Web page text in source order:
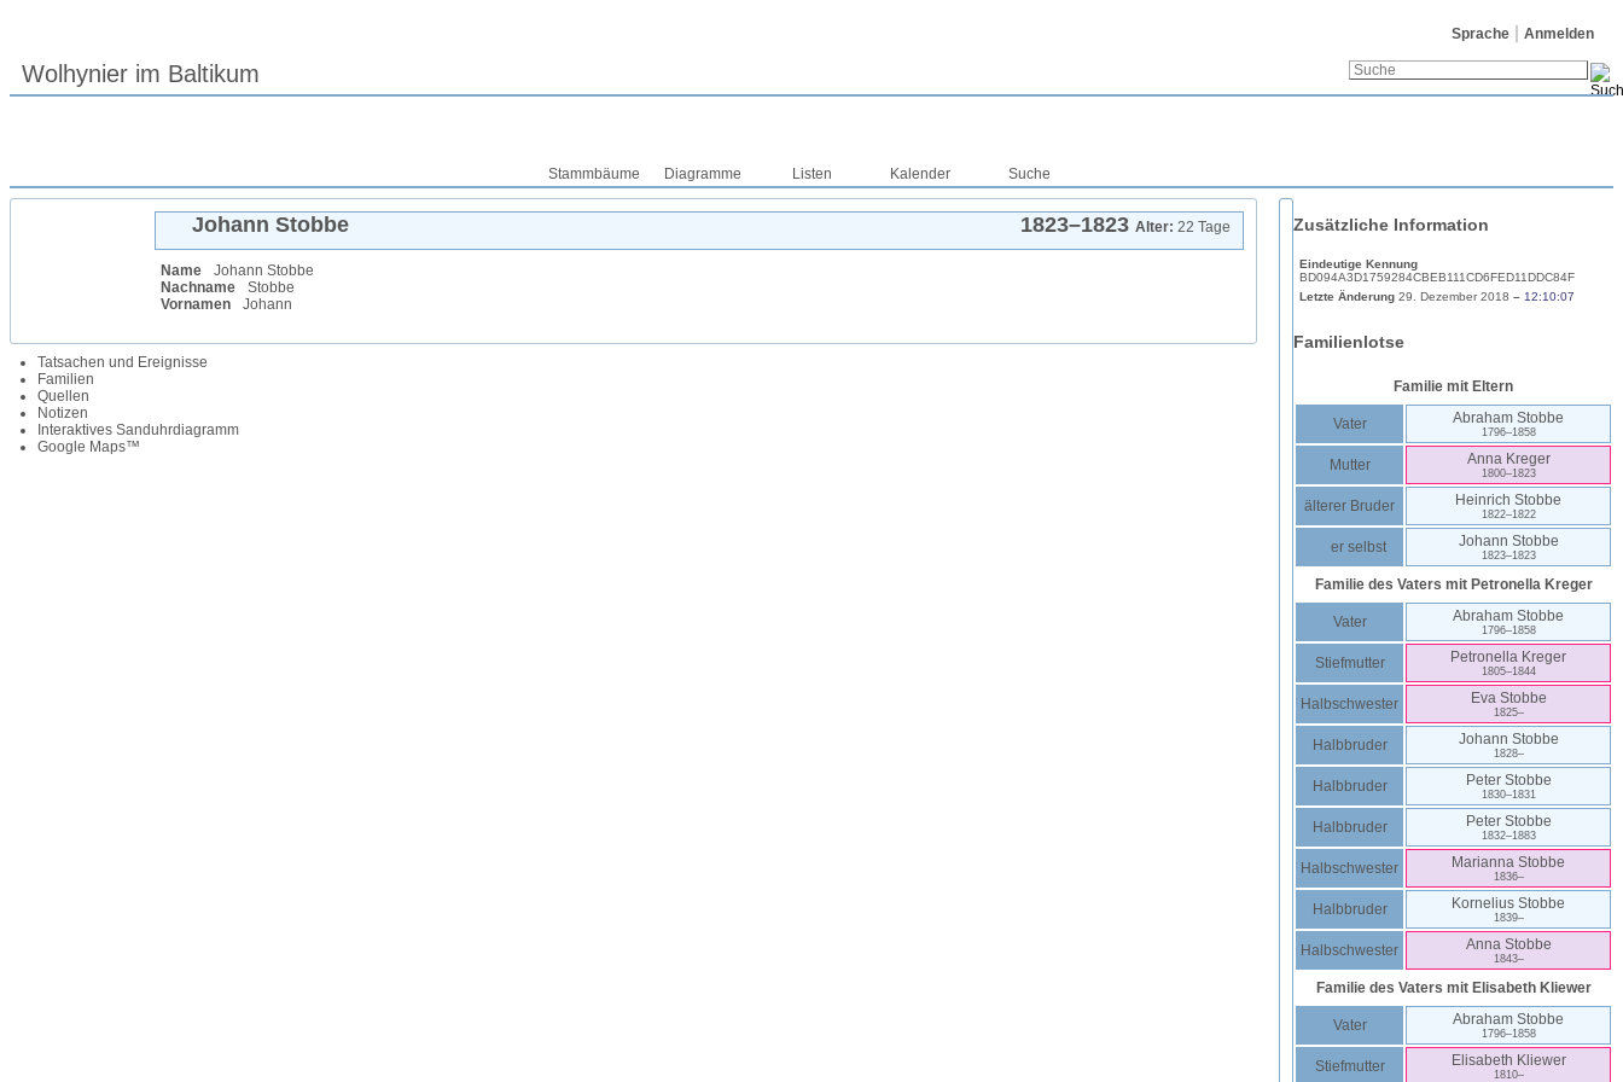
Sprache Anmelden
Wolhynier im Baltikum
Stammbäume Diagramme Listen Kalender Suche
Johann Stobbe Alter: 22 Tage
1823–1823
Name Johann Stobbe
Nachname
Stobbe
Vornamen
Johann
Tatsachen und Ereignisse
Familien
Quellen
Notizen
Interaktives Sanduhrdiagramm
Google Maps™
Zusätzliche Information
Eindeutige Kennung
BD094A3D1759284CBEB111CD6FED11DDC84F
Letzte Änderung 29. Dezember 2018 – 12:10:07
Familienlotse
Familie mit Eltern
Vater Abraham Stobbe
1796–1858
Mutter Anna Kreger
1800–1823
älterer Bruder Heinrich Stobbe
1822–1822
er selbst Johann Stobbe
1823–1823
Familie des Vaters mit Petronella Kreger
Vater Abraham Stobbe
1796–1858
Stiefmutter Petronella Kreger
1805–1844
Halbschwester Eva Stobbe
1825–
Halbbruder Johann Stobbe
1828–
Halbbruder Peter Stobbe
1830–1831
Halbbruder Peter Stobbe
1832–1883
Halbschwester Marianna Stobbe
1836–
Halbbruder Kornelius Stobbe
1839–
Halbschwester Anna Stobbe
1843–
Familie des Vaters mit Elisabeth Kliewer
Vater Abraham Stobbe
1796–1858
Stiefmutter Elisabeth Kliewer
1810–